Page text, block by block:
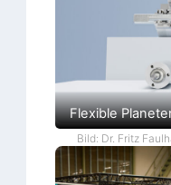
Flexible
Bild: Dr. Fritz